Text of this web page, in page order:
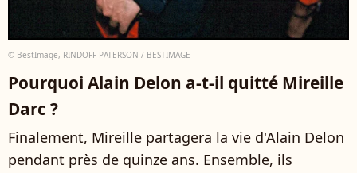
© BestImage, RINDOFF-PATERSON / BESTIMAGE
Pourquoi Alain Delon a-t-il quitté Mireille
Darc ?
Finalement, Mireille partagera la vie d'Alain Delon
pendant près de quinze ans. Ensemble, ils